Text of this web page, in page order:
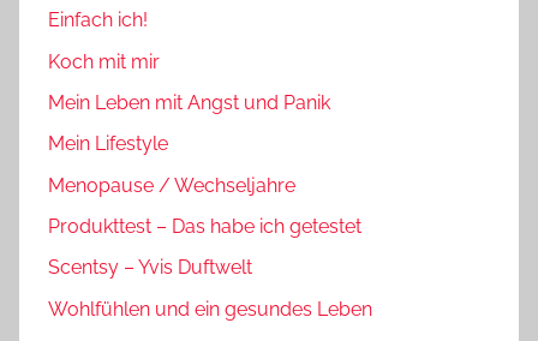
Einfach ich!
Koch mit mir
Mein Leben mit Angst und Panik
Mein Lifestyle
Menopause / Wechseljahre
Produkttest – Das habe ich getestet
Scentsy – Yvis Duftwelt
Wohlfühlen und ein gesundes Leben